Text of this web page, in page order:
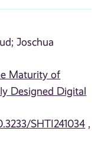
Joschua
Maturity of
Designed Digital
SHTI241034 ,